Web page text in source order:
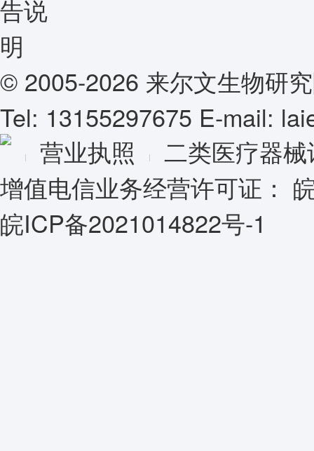
© 2005-2026 来尔文生物研
Tel: 13155297675 E-mail:
营业执照
二类医疗器
增值电信业务经营许可证：
皖ICP备2021014822号-1